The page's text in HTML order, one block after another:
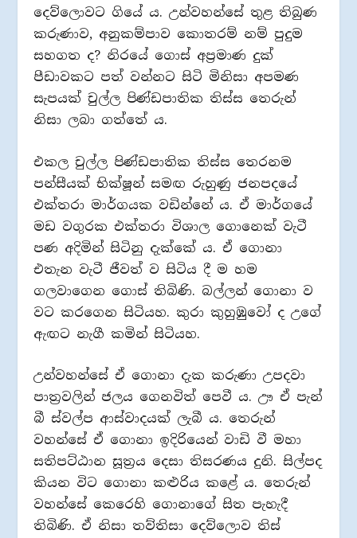
දෙව්ලොවට ගියේ ය. උන්වහන්සේ තුළ තිබුණ
කරුණාව, අනුකම්පාව කොතරම් නම් පුදුම
සහගත ද? නිරයේ ගොස් අප්‍රමාණ දුක්
පීඩාවකට පත් වන්නට සිටි මිනිසා අපමණ
සැපයක් චුල්ල පිණ්ඩපාතික තිස්ස තෙරුන්
නිසා ලබා ගත්තේ ය.
එකල චුල්ල පිණ්ඩපාතික තිස්ස තෙරනම
පන්සීයක් භික්ෂූන් සමඟ රුහුණු ජනපදයේ
එක්තරා මාර්ගයක වඩින්නේ ය. ඒ මාර්ගයේ
මඩ වගුරක එක්තරා විශාල ගොනෙක් වැටී
පණ අදිමින් සිටිනු දැක්කේ ය. ඒ ගොනා
එතැන වැටී ජීවත් ව සිටිය දී ම හම
ගලවාගෙන ගොස් තිබිණි. බල්ලන් ගොනා ව
වට කරගෙන සිටියහ. කුරා කුහුඹුවෝ ද උගේ
ඇඟට නැගී කමින් සිටියහ.
උන්වහන්සේ ඒ ගොනා දැක කරුණා උපදවා
පාත්‍රවලින් ජලය ගෙනවිත් පෙවී ය. ඌ ඒ පැන්
බී ස්වල්ප ආස්වාදයක් ලැබී ය. තෙරුන්
වහන්සේ ඒ ගොනා ඉදිරියෙන් වාඩි වී මහා
සතිපට්ඨාන සූත්‍රය දෙසා තිසරණය දුනි. සිල්පද
කියන විට ගොනා කළුරිය කළේ ය. තෙරුන්
වහන්සේ කෙරෙහි ගොනාගේ සිත පැහැදී
තිබිණි. ඒ නිසා තව්තිසා දෙව්ලොව තිස්